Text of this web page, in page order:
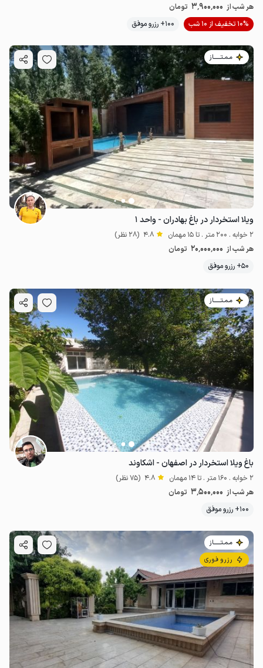
3.5میلیون ت 4.7
هر شب از 3٬900٬000 تومان
10% تخفیف از 10 شب
100+ رزرو موفق
مـمـتــــــاز
ویلا استخردار در باغ بهادران - واحد ۱
2 خوابه . 200 متر . تا 15 مهمان 4.8 (28 نظر)
هر شب از 20٬000٬000 تومان
50+ رزرو موفق
مـمـتــــــاز
باغ ویلا استخردار در اصفهان - اشکاوند
2 خوابه . 160 متر . تا 14 مهمان 4.8 (75 نظر)
هر شب از 3٬500٬000 تومان
100+ رزرو موفق
مـمـتــــــاز
رزرو فوری